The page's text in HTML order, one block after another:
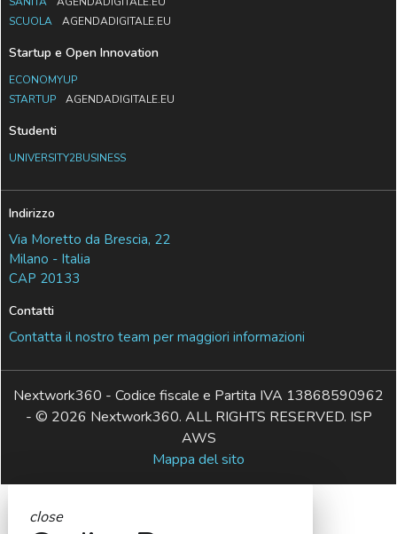
SCUOLA
AGENDADIGITALE.EU
Startup e Open Innovation
ECONOMYUP
STARTUP
AGENDADIGITALE.EU
Studenti
UNIVERSITY2BUSINESS
Indirizzo
Via Moretto da Brescia, 22
Milano - Italia
CAP 20133
Contatti
Contatta il nostro team per maggiori informazioni
Nextwork360 - Codice fiscale e Partita IVA 13868590962
- © 2026 Nextwork360. ALL RIGHTS RESERVED. ISP
AWS
Mappa del sito
close